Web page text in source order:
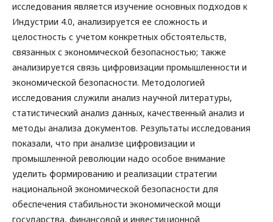
исследования является изучение основных подходов к
Индустрии 4.0, анализируется ее сложность и
целостность с учетом конкретных обстоятельств,
связанных с экономической безопасностью; также
анализируется связь цифровизации промышленности и
экономической безопасности. Методологией
исследования служили анализ научной литературы,
статистический анализ данных, качественный анализ и
методы анализа документов. Результаты исследования
показали, что при анализе цифровизации и
промышленной революции надо особое внимание
уделить формированию и реализации стратегии
национальной экономической безопасности для
обеспечения стабильности экономической мощи
государства, финансовой и инвестиционной